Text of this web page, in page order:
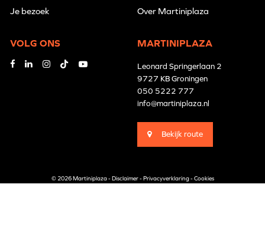
Je bezoek
Over Martiniplaza
VOLG ONS MARTINIPLAZA
Leonard Springerlaan 2
9727 KB Groningen
050 5222 777
info@martiniplaza.nl
Bekijk route
© 2026 Martiniplaza -Disclaimer-Privacyverklaring-Cookies